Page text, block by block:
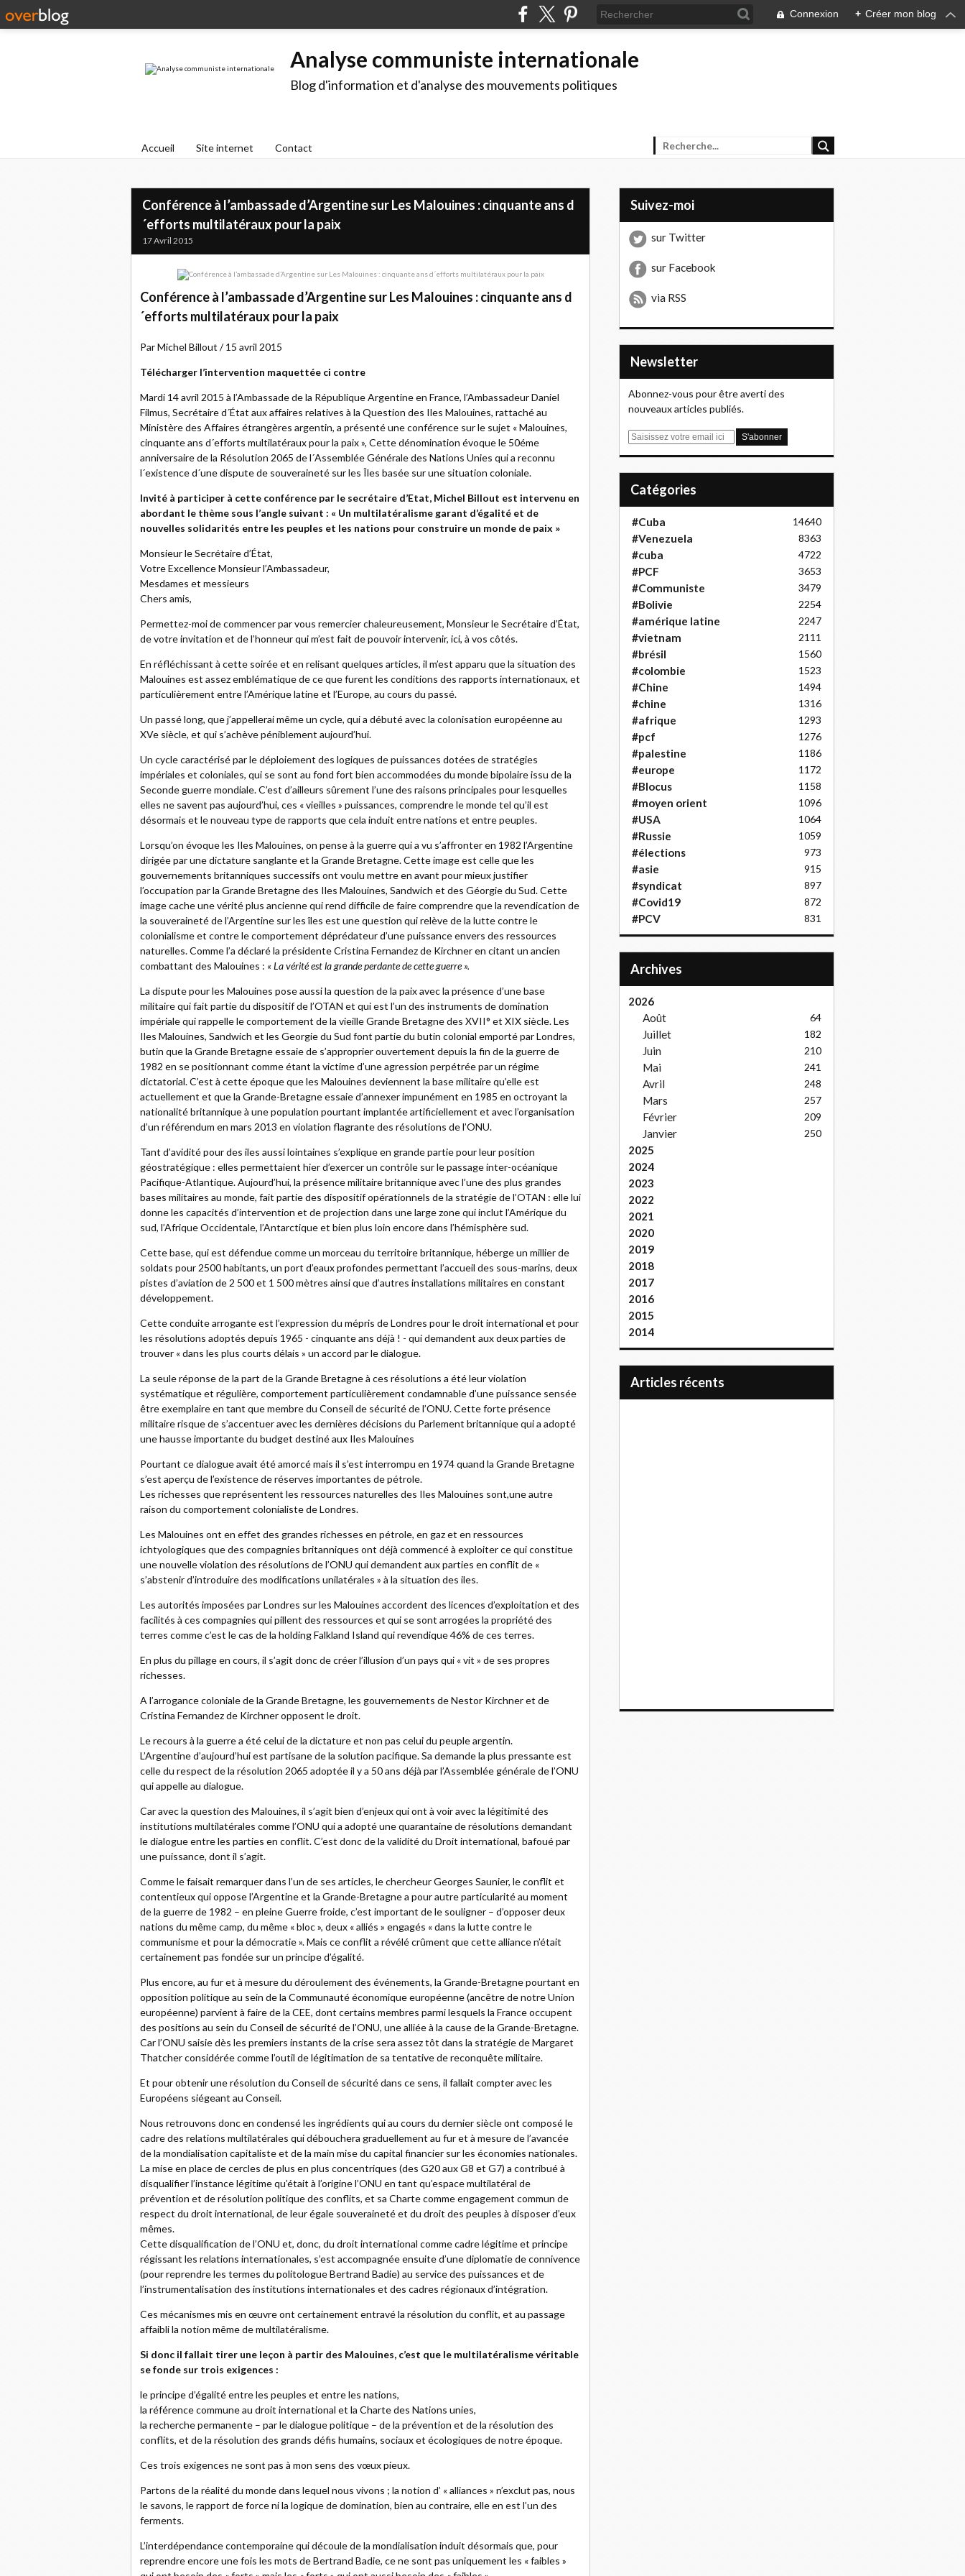
Connexion + Créer mon blog
Analyse communiste internationale
Blog d'information et d'analyse des mouvements politiques
Accueil Site internet Contact
Conférence à l’ambassade d’Argentine sur Les Malouines : cinquante ans d
´efforts multilatéraux pour la paix
17 Avril 2015
Conférence à l’ambassade d’Argentine sur Les Malouines : cinquante ans d
´efforts multilatéraux pour la paix
Par Michel Billout / 15 avril 2015
Télécharger l’intervention maquettée ci contre
Mardi 14 avril 2015 à l’Ambassade de la République Argentine en France, l’Ambassadeur Daniel
Filmus, Secrétaire d´État aux affaires relatives à la Question des Iles Malouines, rattaché au
Ministère des Affaires étrangères argentin, a présenté une conférence sur le sujet « Malouines,
cinquante ans d´efforts multilatéraux pour la paix », Cette dénomination évoque le 50éme
anniversaire de la Résolution 2065 de l´Assemblée Générale des Nations Unies qui a reconnu
l´existence d´une dispute de souveraineté sur les Îles basée sur une situation coloniale.
Invité à participer à cette conférence par le secrétaire d’Etat, Michel Billout est intervenu en
abordant le thème sous l’angle suivant : « Un multilatéralisme garant d’égalité et de
nouvelles solidarités entre les peuples et les nations pour construire un monde de paix »
Monsieur le Secrétaire d’État,
Votre Excellence Monsieur l’Ambassadeur,
Mesdames et messieurs
Chers amis,
Permettez-moi de commencer par vous remercier chaleureusement, Monsieur le Secrétaire d’État,
de votre invitation et de l’honneur qui m’est fait de pouvoir intervenir, ici, à vos côtés.
En réfléchissant à cette soirée et en relisant quelques articles, il m’est apparu que la situation des
Malouines est assez emblématique de ce que furent les conditions des rapports internationaux, et
particulièrement entre l’Amérique latine et l’Europe, au cours du passé.
Un passé long, que j’appellerai même un cycle, qui a débuté avec la colonisation européenne au
XVe siècle, et qui s’achève péniblement aujourd’hui.
Un cycle caractérisé par le déploiement des logiques de puissances dotées de stratégies
impériales et coloniales, qui se sont au fond fort bien accommodées du monde bipolaire issu de la
Seconde guerre mondiale. C’est d’ailleurs sûrement l’une des raisons principales pour lesquelles
elles ne savent pas aujourd’hui, ces « vieilles » puissances, comprendre le monde tel qu’il est
désormais et le nouveau type de rapports que cela induit entre nations et entre peuples.
Lorsqu’on évoque les Iles Malouines, on pense à la guerre qui a vu s’affronter en 1982 l’Argentine
dirigée par une dictature sanglante et la Grande Bretagne. Cette image est celle que les
gouvernements britanniques successifs ont voulu mettre en avant pour mieux justifier
l’occupation par la Grande Bretagne des Iles Malouines, Sandwich et des Géorgie du Sud. Cette
image cache une vérité plus ancienne qui rend difficile de faire comprendre que la revendication de
la souveraineté de l’Argentine sur les îles est une question qui relève de la lutte contre le
colonialisme et contre le comportement déprédateur d’une puissance envers des ressources
naturelles. Comme l’a déclaré la présidente Cristina Fernandez de Kirchner en citant un ancien
combattant des Malouines : « La vérité est la grande perdante de cette guerre ».
La dispute pour les Malouines pose aussi la question de la paix avec la présence d’une base
militaire qui fait partie du dispositif de l’OTAN et qui est l’un des instruments de domination
impériale qui rappelle le comportement de la vieille Grande Bretagne des XVII° et XIX siècle. Les
Iles Malouines, Sandwich et les Georgie du Sud font partie du butin colonial emporté par Londres,
butin que la Grande Bretagne essaie de s’approprier ouvertement depuis la fin de la guerre de
1982 en se positionnant comme étant la victime d’une agression perpétrée par un régime
dictatorial. C’est à cette époque que les Malouines deviennent la base militaire qu’elle est
actuellement et que la Grande-Bretagne essaie d’annexer impunément en 1985 en octroyant la
nationalité britannique à une population pourtant implantée artificiellement et avec l’organisation
d’un référendum en mars 2013 en violation flagrante des résolutions de l’ONU.
Tant d’avidité pour des iles aussi lointaines s’explique en grande partie pour leur position
géostratégique : elles permettaient hier d’exercer un contrôle sur le passage inter-océanique
Pacifique-Atlantique. Aujourd’hui, la présence militaire britannique avec l’une des plus grandes
bases militaires au monde, fait partie des dispositif opérationnels de la stratégie de l’OTAN : elle lui
donne les capacités d’intervention et de projection dans une large zone qui inclut l’Amérique du
sud, l’Afrique Occidentale, l’Antarctique et bien plus loin encore dans l’hémisphère sud.
Cette base, qui est défendue comme un morceau du territoire britannique, héberge un millier de
soldats pour 2500 habitants, un port d’eaux profondes permettant l’accueil des sous-marins, deux
pistes d’aviation de 2 500 et 1 500 mètres ainsi que d’autres installations militaires en constant
développement.
Cette conduite arrogante est l’expression du mépris de Londres pour le droit international et pour
les résolutions adoptés depuis 1965 - cinquante ans déjà ! - qui demandent aux deux parties de
trouver « dans les plus courts délais » un accord par le dialogue.
La seule réponse de la part de la Grande Bretagne à ces résolutions a été leur violation
systématique et régulière, comportement particulièrement condamnable d’une puissance sensée
être exemplaire en tant que membre du Conseil de sécurité de l’ONU. Cette forte présence
militaire risque de s’accentuer avec les dernières décisions du Parlement britannique qui a adopté
une hausse importante du budget destiné aux Iles Malouines
Pourtant ce dialogue avait été amorcé mais il s’est interrompu en 1974 quand la Grande Bretagne
s’est aperçu de l’existence de réserves importantes de pétrole.
Les richesses que représentent les ressources naturelles des Iles Malouines sont,une autre
raison du comportement colonialiste de Londres.
Les Malouines ont en effet des grandes richesses en pétrole, en gaz et en ressources
ichtyologiques que des compagnies britanniques ont déjà commencé à exploiter ce qui constitue
une nouvelle violation des résolutions de l’ONU qui demandent aux parties en conflit de «
s’abstenir d’introduire des modifications unilatérales » à la situation des iles.
Les autorités imposées par Londres sur les Malouines accordent des licences d’exploitation et des
facilités à ces compagnies qui pillent des ressources et qui se sont arrogées la propriété des
terres comme c’est le cas de la holding Falkland Island qui revendique 46% de ces terres.
En plus du pillage en cours, il s’agit donc de créer l’illusion d’un pays qui « vit » de ses propres
richesses.
A l’arrogance coloniale de la Grande Bretagne, les gouvernements de Nestor Kirchner et de
Cristina Fernandez de Kirchner opposent le droit.
Le recours à la guerre a été celui de la dictature et non pas celui du peuple argentin.
L’Argentine d’aujourd’hui est partisane de la solution pacifique. Sa demande la plus pressante est
celle du respect de la résolution 2065 adoptée il y a 50 ans déjà par l’Assemblée générale de l’ONU
qui appelle au dialogue.
Car avec la question des Malouines, il s’agit bien d’enjeux qui ont à voir avec la légitimité des
institutions multilatérales comme l’ONU qui a adopté une quarantaine de résolutions demandant
le dialogue entre les parties en conflit. C’est donc de la validité du Droit international, bafoué par
une puissance, dont il s’agit.
Comme le faisait remarquer dans l’un de ses articles, le chercheur Georges Saunier, le conflit et
contentieux qui oppose l’Argentine et la Grande-Bretagne a pour autre particularité au moment
de la guerre de 1982 – en pleine Guerre froide, c’est important de le souligner – d’opposer deux
nations du même camp, du même « bloc », deux « alliés » engagés « dans la lutte contre le
communisme et pour la démocratie ». Mais ce conflit a révélé crûment que cette alliance n’était
certainement pas fondée sur un principe d’égalité.
Plus encore, au fur et à mesure du déroulement des événements, la Grande-Bretagne pourtant en
opposition politique au sein de la Communauté économique européenne (ancêtre de notre Union
européenne) parvient à faire de la CEE, dont certains membres parmi lesquels la France occupent
des positions au sein du Conseil de sécurité de l’ONU, une alliée à la cause de la Grande-Bretagne.
Car l’ONU saisie dès les premiers instants de la crise sera assez tôt dans la stratégie de Margaret
Thatcher considérée comme l’outil de légitimation de sa tentative de reconquête militaire.
Et pour obtenir une résolution du Conseil de sécurité dans ce sens, il fallait compter avec les
Européens siégeant au Conseil.
Nous retrouvons donc en condensé les ingrédients qui au cours du dernier siècle ont composé le
cadre des relations multilatérales qui débouchera graduellement au fur et à mesure de l’avancée
de la mondialisation capitaliste et de la main mise du capital financier sur les économies nationales.
La mise en place de cercles de plus en plus concentriques (des G20 aux G8 et G7) a contribué à
disqualifier l’instance légitime qu’était à l’origine l’ONU en tant qu’espace multilatéral de
prévention et de résolution politique des conflits, et sa Charte comme engagement commun de
respect du droit international, de leur égale souveraineté et du droit des peuples à disposer d’eux
mêmes.
Cette disqualification de l’ONU et, donc, du droit international comme cadre légitime et principe
régissant les relations internationales, s’est accompagnée ensuite d’une diplomatie de connivence
(pour reprendre les termes du politologue Bertrand Badie) au service des puissances et de
l’instrumentalisation des institutions internationales et des cadres régionaux d’intégration.
Ces mécanismes mis en œuvre ont certainement entravé la résolution du conflit, et au passage
affaibli la notion même de multilatéralisme.
Si donc il fallait tirer une leçon à partir des Malouines, c’est que le multilatéralisme véritable
se fonde sur trois exigences :
le principe d’égalité entre les peuples et entre les nations,
la référence commune au droit international et la Charte des Nations unies,
la recherche permanente – par le dialogue politique – de la prévention et de la résolution des
conflits, et de la résolution des grands défis humains, sociaux et écologiques de notre époque.
Ces trois exigences ne sont pas à mon sens des vœux pieux.
Partons de la réalité du monde dans lequel nous vivons ; la notion d’ « alliances » n’exclut pas, nous
le savons, le rapport de force ni la logique de domination, bien au contraire, elle en est l’un des
ferments.
L’interdépendance contemporaine qui découle de la mondialisation induit désormais que, pour
reprendre encore une fois les mots de Bertrand Badie, ce ne sont pas uniquement les « faibles »
Suivez-moi
sur Twitter
sur Facebook
via RSS
Newsletter
Abonnez-vous pour être averti des
nouveaux articles publiés.
E
Catégories
#Cuba 14640
#Venezuela 8363
#cuba 4722
#PCF 3653
#Communiste 3479
#Bolivie 2254
#amérique latine 2247
#vietnam 2111
#brésil 1560
#colombie 1523
#Chine 1494
#chine 1316
#afrique 1293
#pcf 1276
#palestine 1186
#europe 1172
#Blocus 1158
#moyen orient 1096
#USA 1064
#Russie 1059
#élections 973
#asie 915
#syndicat 897
#Covid19 872
#PCV 831
Archives
2026
Août
64
Juillet 182
Juin 210
Mai 241
Avril 248
Mars 257
Février 209
Janvier 250
2025
2024
2023
2022
2021
2020
2019
2018
2017
2016
2015
2014
articles récents